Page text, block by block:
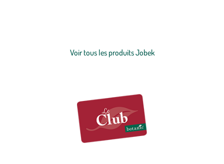
particulièrement adaptés à un usage extérieur. Le tout en prenant
Voir tous les produits Jobek